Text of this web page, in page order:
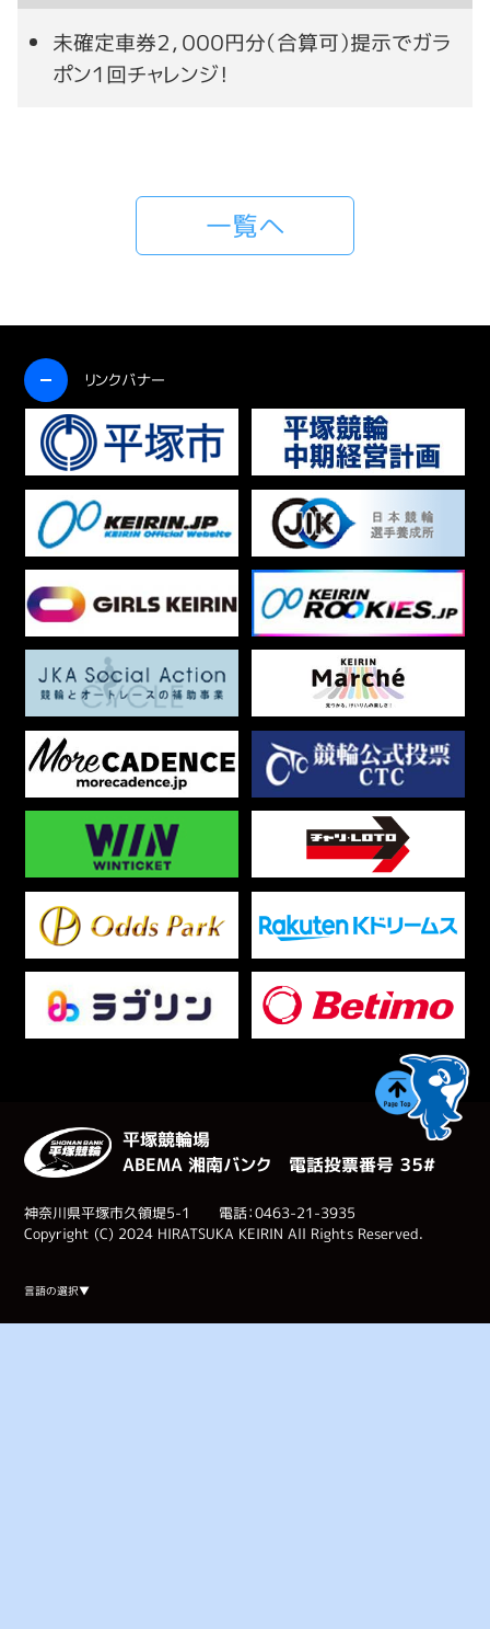
未確定車券２，０００円分（合算可）提示でガラ
ポン１回チャレンジ！
一覧へ
リンクバナー
開く
平塚競輪場
ABEMA 湘南バンク 電話投票番号 ３５#
神奈川県平塚市久領堤5-1 電話：0463-21-3935
Copyright (C) 2024 HIRATSUKA KEIRIN All Rights Reserved.
言語の選択▼
Select Language